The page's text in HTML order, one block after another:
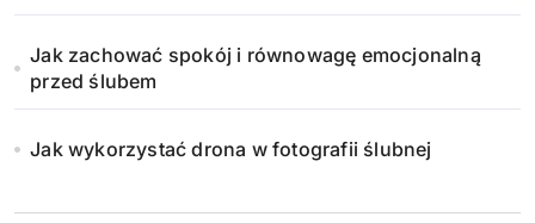
Jak zachować spokój i równowagę emocjonalną
przed ślubem
Jak wykorzystać drona w fotografii ślubnej